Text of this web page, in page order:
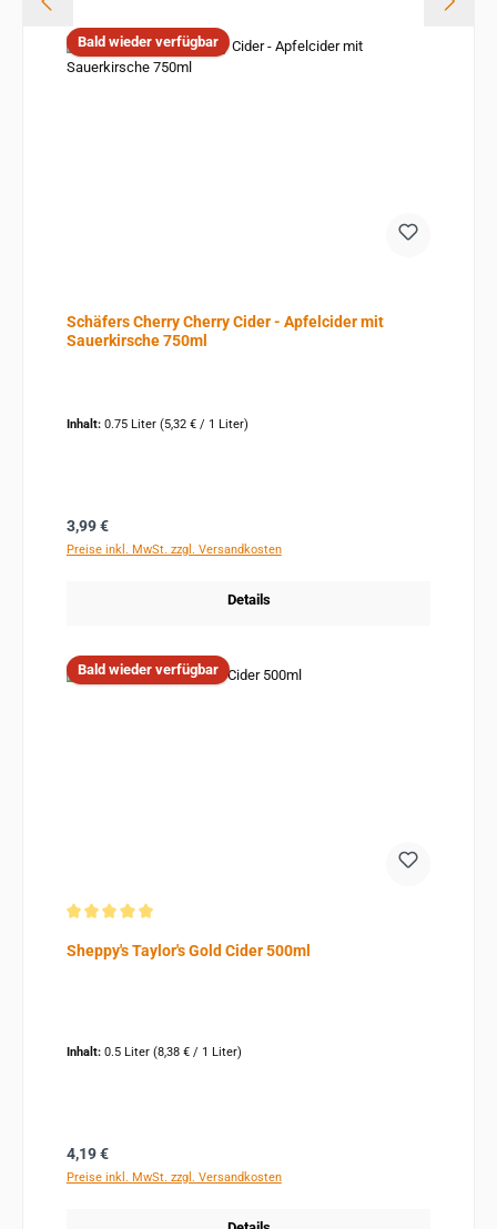
Bald wieder verfügbar
Schäfers Cherry Cherry Cider - Apfelcider mit
Sauerkirsche 750ml
Inhalt: 0.75 Liter (5,32 € / 1 Liter)
Regulärer Preis:
3,99 €
Preise inkl. MwSt. zzgl. Versandkosten
Details
Bald wieder verfügbar
Sheppy's Taylor's Gold Cider 500ml
Inhalt: 0.5 Liter (8,38 € / 1 Liter)
Regulärer Preis:
4,19 €
Preise inkl. MwSt. zzgl. Versandkosten